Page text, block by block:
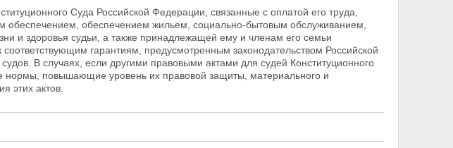
Суда Российской Федерации, связанные с оплатой его труда,
обеспечением, обеспечением жильем, социально-бытовым обслуживанием,
и здоровья судьи, а также принадлежащей ему и членам его семьи
гарантиям, предусмотренным законодательством Российской
В случаях, если другими правовыми актами для судей Конституционного
повышающие уровень их правовой защиты, материального и
этих актов.